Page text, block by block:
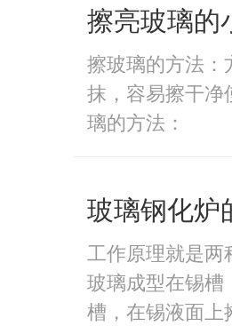
擦亮玻璃的
擦玻璃的方法：
抹，容易擦干
璃的方法：
玻璃钢化炉
工作原理就是两
玻璃成型在锡槽
槽，在锡液面上